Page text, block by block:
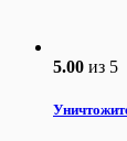
5.00 из 5